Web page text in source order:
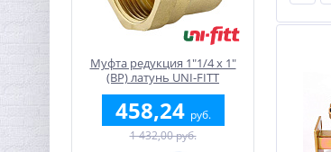
Муфта редукция 1"1/4 x 1"
(ВР) латунь UNI-FITT
458,24 руб.
1 432,00 руб.